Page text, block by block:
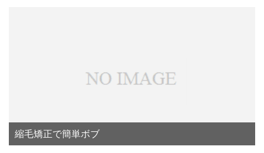
縮毛矯正で簡単ボブ